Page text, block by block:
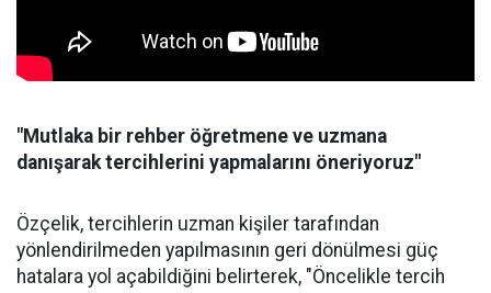
"Mutlaka bir rehber öğretmene ve uzmana
danışarak tercihlerini yapmalarını öneriyoruz"
Özçelik, tercihlerin uzman kişiler tarafından
yönlendirilmeden yapılmasının geri dönülmesi güç
hatalara yol açabildiğini belirterek, "Öncelikle tercih